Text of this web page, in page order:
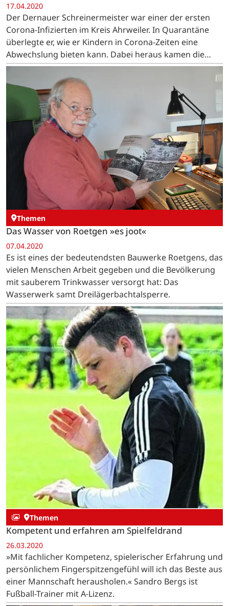
17.04.2020
Der Dernauer Schreinermeister war einer der ersten
Corona-Infizierten im Kreis Ahrweiler. In Quarantäne
überlegte er, wie er Kindern in Corona-Zeiten eine
Abwechslung bieten kann. Dabei heraus kamen die
"Zeit-Vertreib-Kisten", die mittlerweile an sieben…
Themen
Das Wasser von Roetgen »es joot«
07.04.2020
Es ist eines der bedeutendsten Bauwerke Roetgens, das
vielen Menschen Arbeit gegeben und die Bevölkerung
mit sauberem Trinkwasser versorgt hat: Das
Wasserwerk samt Dreilägerbachtalsperre.
Themen
Kompetent und erfahren am Spielfeldrand
26.03.2020
»Mit fachlicher Kompetenz, spielerischer Erfahrung und
persönlichem Fingerspitzengefühl will ich das Beste aus
einer Mannschaft herausholen.« Sandro Bergs ist
Fußball-Trainer mit A-Lizenz.